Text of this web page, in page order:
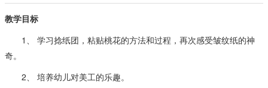
教学目标
1、 学习捻纸团，粘贴桃花的方法和过程，再次感受皱纹纸的神
奇。
2、 培养幼儿对美工的乐趣。